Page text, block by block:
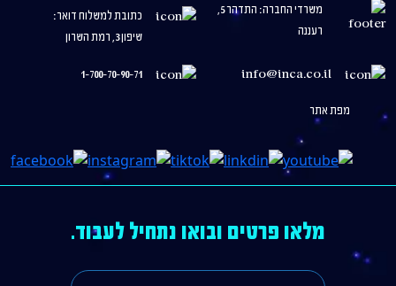
משרדי החברה: התדהר 5,
רעננה
כתובת למשלוח דואר:
שיפון 3, רמת השרון
info@inca.co.il
1-700-70-90-71
מפת אתר
מלאו פרטים ובואו נתחיל לעבוד.